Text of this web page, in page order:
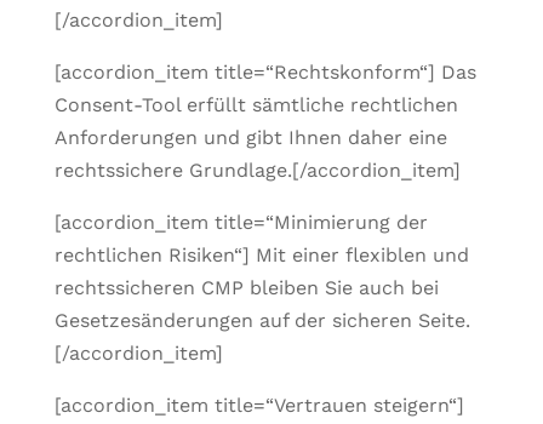
[/accordion_item]
[accordion_item title=“Rechtskonform“] Das
Consent-Tool erfüllt sämtliche rechtlichen
Anforderungen und gibt Ihnen daher eine
rechtssichere Grundlage.[/accordion_item]
[accordion_item title=“Minimierung der
rechtlichen Risiken“] Mit einer flexiblen und
rechtssicheren CMP bleiben Sie auch bei
Gesetzesänderungen auf der sicheren Seite.
[/accordion_item]
[accordion_item title=“Vertrauen steigern“]